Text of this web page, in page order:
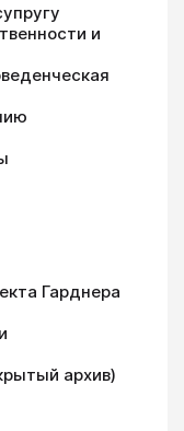
и
Гарднера
архив)